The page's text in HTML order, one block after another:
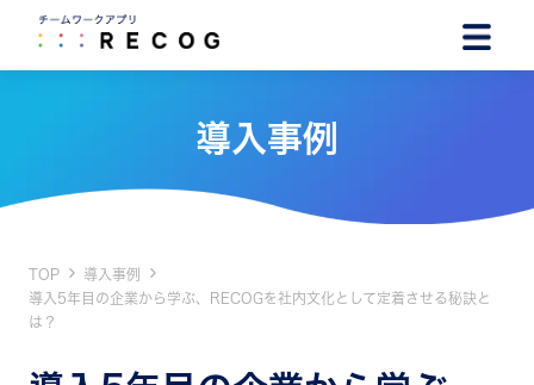
導入事例
TOP
導入事例
導入5年目の企業から学ぶ、RECOGを社内文化として定着させる秘訣と
は？